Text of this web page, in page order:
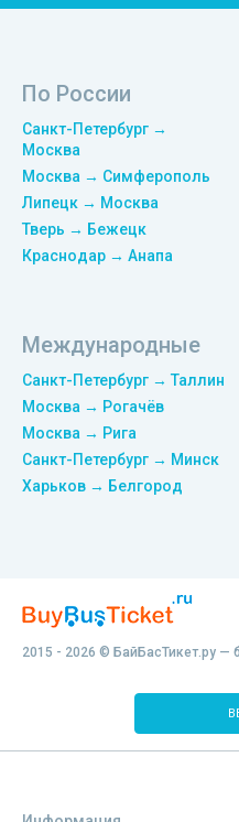
По России
Санкт-Петербург →
Москва
Москва → Симферополь
Липецк → Москва
Тверь → Бежецк
Краснодар → Анапа
Международные
Санкт-Петербург → Таллин
Москва → Рогачёв
Москва → Рига
Санкт-Петербург → Минск
Харьков → Белгород
2015 - 2026 © БайБасТикет.ру —